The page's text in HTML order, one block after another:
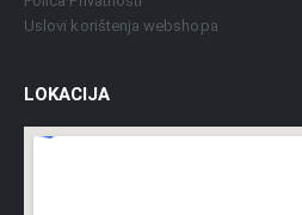
Uslovi korištenja webshopa
LOKACIJA